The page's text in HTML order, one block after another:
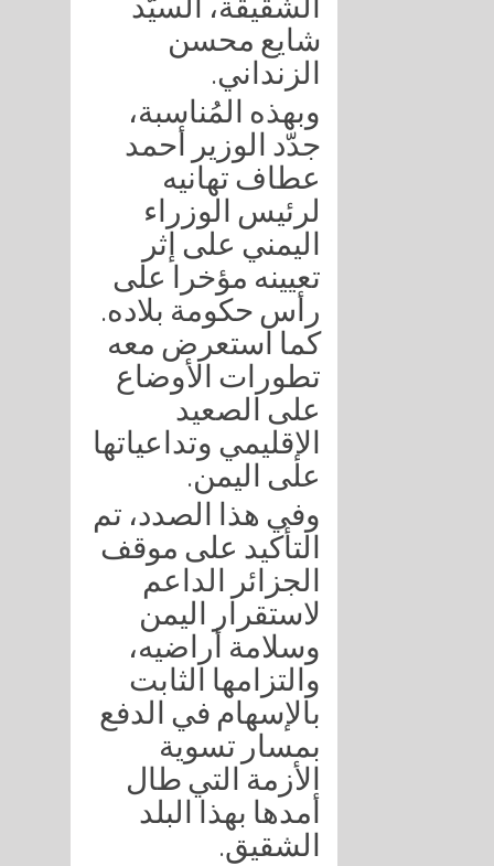
شايع محسن
الزنداني.
وبهذه المُناسبة،
جدّد الوزير أحمد
عطاف تهانيه
لرئيس الوزراء
اليمني على إثر
تعيينه مؤخرا على
رأس حكومة بلاده.
كما استعرض معه
تطورات الأوضاع
على الصعيد
الإقليمي وتداعياتها
على اليمن.
وفي هذا الصدد، تم
التأكيد على موقف
الجزائر الداعم
لاستقرار اليمن
وسلامة أراضيه،
والتزامها الثابت
بالإسهام في الدفع
بمسار تسوية
الأزمة التي طال
أمدها بهذا البلد
الشقيق.